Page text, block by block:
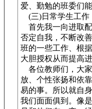
爱、勤勉的班委们
(三)日常学生工作
首先我一向进取
否定自我，不断改
班的一些工作、根
大胆授权从而提高
各位教师们，大
放、个性张扬和依
易的事。所以就自
我们面面俱到。像